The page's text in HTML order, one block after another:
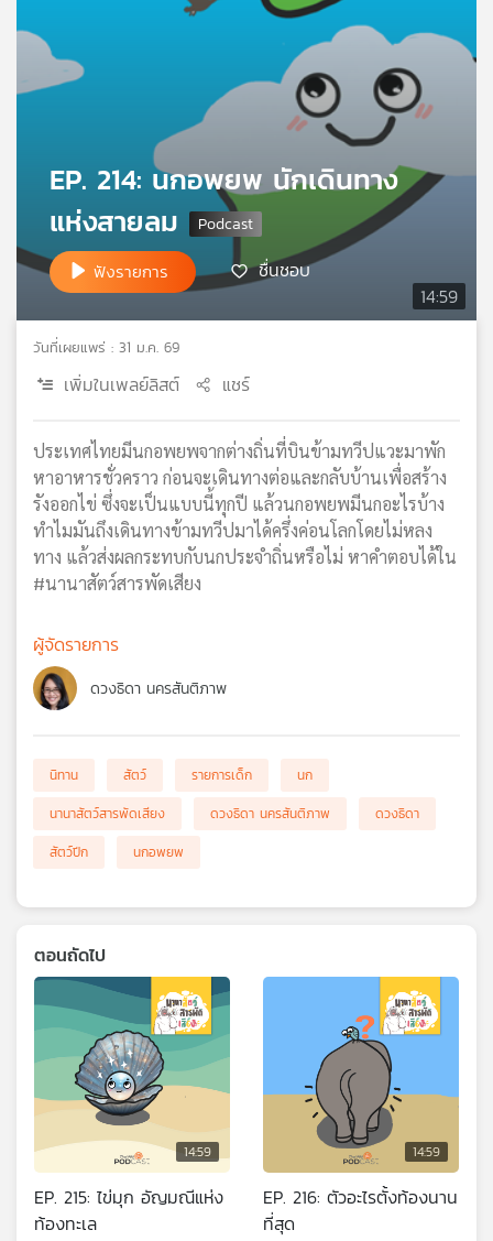
และ
กิจกรรม
เครือ
วิทยุ
ไทย
แผนที่
วิทยุ
เครือ
ข่าย
14:59
EP. 214: นกอพยพ นักเดินทาง
แห่งสายลม
ฟังรายการ ชื่นชอบ
วันที่เผยแพร่ : 31 ม.ค. 69
เพิ่มในเพลย์ลิสต์ แชร์
ประเทศไทยมีนกอพยพจากต่างถิ่นที่บินข้ามทวีปแวะมาพัก
หาอาหารชั่วคราว ก่อนจะเดินทางต่อและกลับบ้านเพื่อสร้าง
รังออกไข่ ซึ่งจะเป็นแบบนี้ทุกปี แล้วนกอพยพมีนกอะไรบ้าง
ทำไมมันถึงเดินทางข้ามทวีปมาได้ครึ่งค่อนโลกโดยไม่หลง
ทาง แล้วส่งผลกระทบกับนกประจำถิ่นหรือไม่ หาคำตอบได้ใน
#นานาสัตว์สารพัดเสียง
ผู้จัดรายการ
ดวงธิดา นครสันติภาพ
นิทาน สัตว์ รายการเด็ก
นก
นานาสัตว์สารพัดเสียง
ดวงธิดา นครสันติภาพ
ดวงธิดา
สัตว์ปีก
นกอพยพ
ตอนถัดไป
14:59
EP. 215: ไข่มุก อัญมณีแห่ง
ท้องทะเล
14:59
EP. 216: ตัวอะไรตั้งท้องนาน
ที่สุด